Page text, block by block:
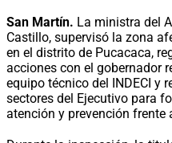
San Martín. La ministra del
Castillo, supervisó la zona
en el distrito de Pucacaca,
acciones con el gobernador
equipo técnico del INDECI y
sectores del Ejecutivo para
atención y prevención frente